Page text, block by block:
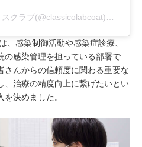
Classico (クラシコ)- 白衣・スクラブ(@classicolabcoat)がシェアした投稿
、感染制御活動や感染症診療、
の感染管理を担っている部署で
さんからの信頼度に関わる重要な
、治療の精度向上に繋げたいとい
決めました。